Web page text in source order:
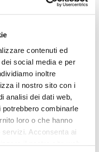
contenuti ed
social media e per
inoltre
il nostro sito con i
analisi dei dati web,
combinarle
loro o che hanno
Acconsenta ai
il nostro sito web.
Harry
di
Stati